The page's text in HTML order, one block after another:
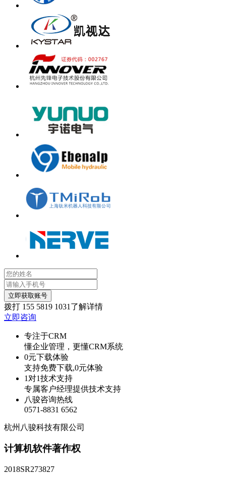
立即获取账号
拨打 155 5819 1031 了解详情
立即咨询
专注于CRM
懂企业管理，更懂CRM系统
0元下载体验
支持免费下载,0元体验
1对1技术支持
专属客户经理提供技术支持
八骏咨询热线
0571-8831 6562
杭州八骏科技有限公司
计算机软件著作权
2018SR273827